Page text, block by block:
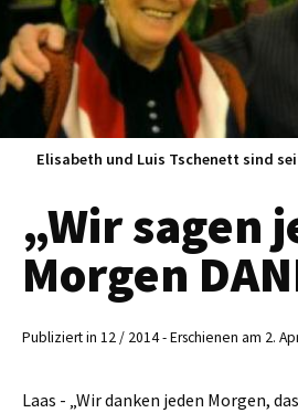
Elisabeth und Luis Tschenett sind
„Wir sagen
Morgen
Publiziert in 12 / 2014 - Erschienen am 2.
Laas - „Wir danken jeden Morgen,